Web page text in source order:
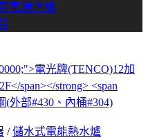
氣清淨機
/ 儲水式電能熱水爐